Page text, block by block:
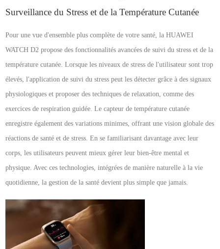
Surveillance du Stress et de la Température Cutanée
Pour une vue d'ensemble plus complète de votre santé, la HUAWEI
WATCH D2 propose des fonctionnalités avancées de suivi du stress et de la
température cutanée. Lorsque les niveaux de stress de l'utilisateur sont trop
élevés, l'application de suivi du stress peut les détecter grâce à des signaux
physiologiques et proposer des techniques de relaxation, comme des
exercices de respiration guidée. Le capteur de température cutanée
enregistre également des variations minimes, offrant une vision globale des
réactions de santé et de stress. En se familiarisant davantage avec leur
corps, les utilisateurs peuvent mieux gérer leur bien-être mental et
physique. Avec ces technologies, intégrées de manière naturelle à la vie
quotidienne, la gestion de la santé devient plus simple que jamais.